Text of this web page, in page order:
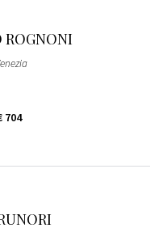
ROGNONI
704